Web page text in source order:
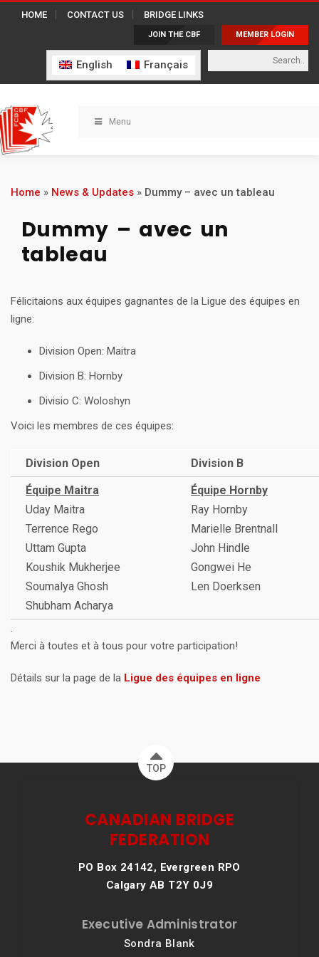
HOME CONTACT US BRIDGE LINKS
MEMBER LOGIN
JOIN THE CBF
English Français
Menu
Home » News & Updates » Dummy – avec un tableau
Dummy – avec un
tableau
Félicitaions aux équipes gagnantes de la Ligue des équipes en
ligne:
Division Open: Maitra
Division B: Hornby
Divisio C: Woloshyn
Voici les membres de ces équipes:
Division Open
Division B
Équipe Maitra
Uday Maitra
Terrence Rego
Uttam Gupta
Koushik Mukherjee
Soumalya Ghosh
Shubham Acharya
Équipe Hornby
Ray Hornby
Marielle Brentnall
John Hindle
Gongwei He
Len Doerksen
.
Merci à toutes et à tous pour votre participation!
Détails sur la page de la Ligue des équipes en ligne
TOP
CANADIAN BRIDGE
FEDERATION
PO Box 24142, Evergreen RPO
Calgary AB T2Y 0J9
Executive Administrator
Sondra Blank